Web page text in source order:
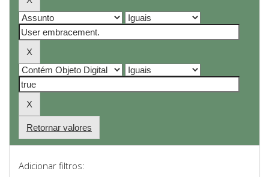
Retornar valores
Adicionar filtros: